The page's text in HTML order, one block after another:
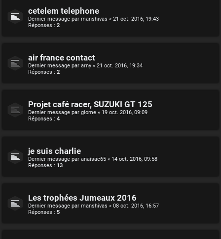
cetelem telephone
Dernier message par manshivas « 21 oct. 2016, 19:43
Réponses : 2
air france contact
Dernier message par arny « 21 oct. 2016, 19:34
Réponses : 2
Projet café racer, SUZUKI GT 125
Dernier message par giome « 19 oct. 2016, 09:09
Réponses : 4
je suis charlie
Dernier message par anaisac65 « 14 oct. 2016, 09:58
Réponses : 13
Les trophées Jumeaux 2016
Dernier message par manshivas « 08 oct. 2016, 16:57
Réponses : 5